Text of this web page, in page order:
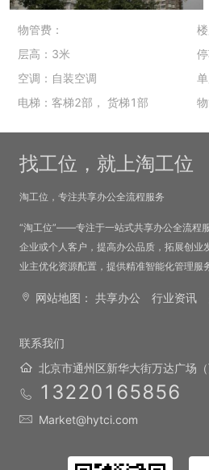
物管费：
层高：3米
空调：自装空调
电梯：客梯2部， 货梯1部
找工位，就上淘工位
淘工位，专注共享办公全流程服务
“淘工位”——专注于一站式共享办公全流程
企业或个人客户，提高办公品质，拓展创业
业主优化资源配置，提供精准智能化管理服
网站地图： 共享办公 行业资讯
联系我们
北京市通州区新华大街万达广场
13220165856
Market@hytci.com